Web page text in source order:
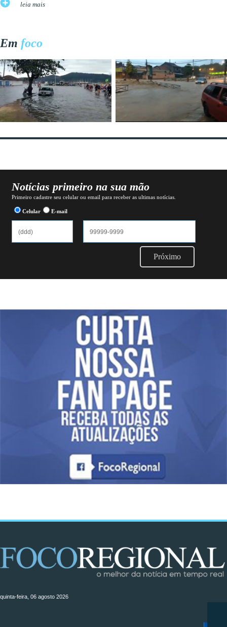
leia mais
Em foco
Notícias primeiro na sua mão
Primeiro cadastre seu celular ou email para receber as ultimas notícias.
Celular E-mail
Próximo
quinta-feira, 06 agosto 2026